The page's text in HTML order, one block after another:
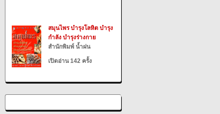
สมุนไพร บำรุงโลหิต บำรุง
กำลัง บำรุงร่างกาย
สำนักพิมพ์ น้ำฝน
เปิดอ่าน 142 ครั้ง